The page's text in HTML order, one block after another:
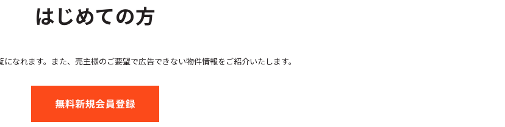
はじめての方
なれます。また、売主様のご要望で広告できない物件情報をご紹介いたします。